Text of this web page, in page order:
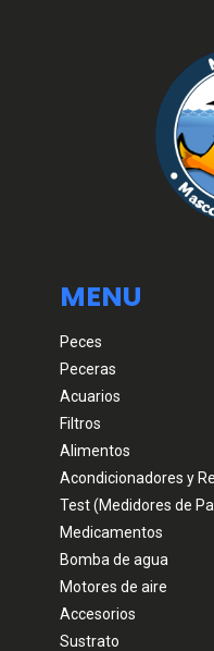
MENU
Peces
Peceras
Acuarios
Filtros
Alimentos
Acondicionadores y
Test (Medidores de
Medicamentos
Bomba de agua
Motores de aire
Accesorios
Sustrato